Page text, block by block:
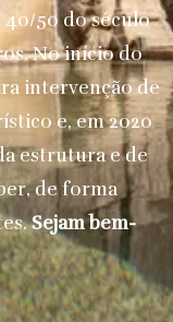
40/50 do século
No início do
intervenção de
e, em 2020
estrutura e de
de forma
Sejam bem-